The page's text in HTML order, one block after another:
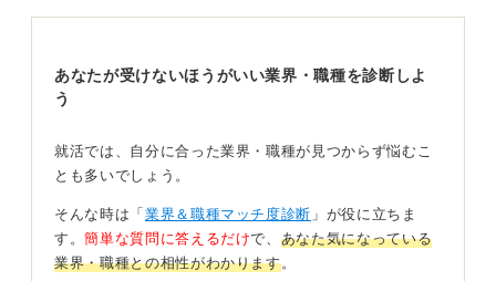
①本業の勤務時間・健康管理に影響を与えない
③競合・顧客のカニバリや利益相反を起こさない
社会保険・税務面では、住民税や確定申告で副収入が見
健康と信頼を最優先にキャリア設計しよう！
あなたが受けないほうがいい業界・職種を診断しよ
う
就活では、自分に合った業界・職種が見つからず悩むこ
とも多いでしょう。
そんな時は「 業界＆職種マッチ度診断 」が役に立ちま
す。簡単な質問に答えるだけで、 あなた気になっている
業界・職種との相性がわかります。